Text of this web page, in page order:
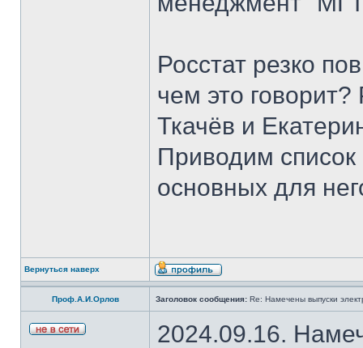
Росстат резко
чем это
Ткачёв и
Приводим
основных для
Вернуться наверх
Проф.А.И.Орлов Заголовок сообщения: Re: Намечены выпуски
2024.09.16.